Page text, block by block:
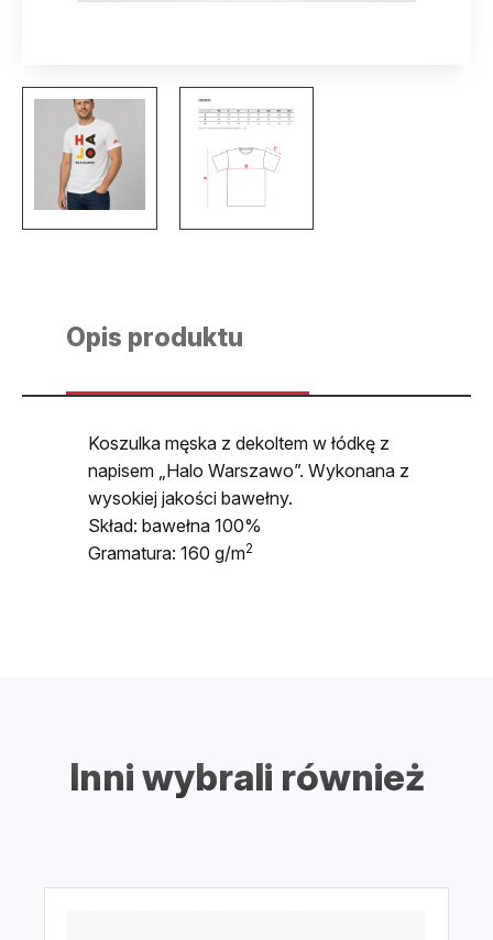
Opis produktu
Koszulka męska z dekoltem w łódkę z
napisem „Halo Warszawo”. Wykonana z
wysokiej jakości bawełny.
Skład: bawełna 100%
Gramatura: 160 g/m2
Inni wybrali również